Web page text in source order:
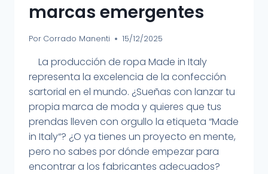
marcas emergentes
Por Corrado Manenti 15/12/2025
La producción de ropa Made in Italy
representa la excelencia de la confección
sartorial en el mundo. ¿Sueñas con lanzar tu
propia marca de moda y quieres que tus
prendas lleven con orgullo la etiqueta “Made
in Italy“? ¿O ya tienes un proyecto en mente,
pero no sabes por dónde empezar para
encontrar a los fabricantes adecuados?